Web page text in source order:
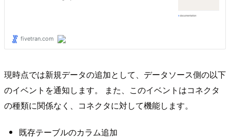
現時点では新規データの追加として、データソース側の以下
のイベントを通知します。 また、このイベントはコネクタ
の種類に関係なく、コネクタに対して機能します。
既存テーブルのカラム追加